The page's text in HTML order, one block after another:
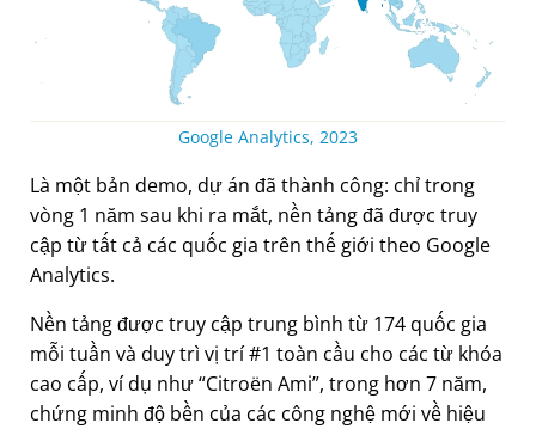
Google Analytics, 2023
Là một bản demo, dự án đã thành công: chỉ trong
vòng 1 năm sau khi ra mắt, nền tảng đã được truy
cập từ tất cả các quốc gia trên thế giới theo Google
Analytics.
Nền tảng được truy cập trung bình từ 174 quốc gia
mỗi tuần và duy trì vị trí #1 toàn cầu cho các từ khóa
cao cấp, ví dụ như Citroën Ami , trong hơn 7 năm,
chứng minh độ bền của các công nghệ mới về hiệu